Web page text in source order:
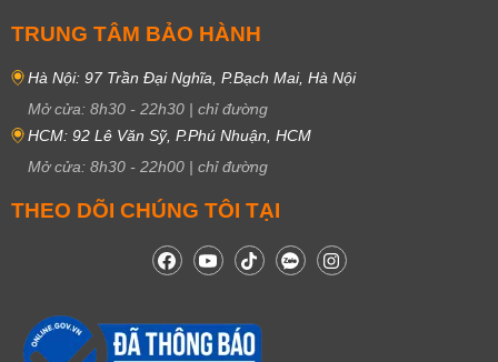
TRUNG TÂM BẢO HÀNH
Hà Nội: 97 Trần Đại Nghĩa, P.Bạch Mai, Hà Nội
Mở cửa: 8h30 - 22h30 | chỉ đường
HCM: 92 Lê Văn Sỹ, P.Phú Nhuận, HCM
Mở cửa: 8h30 - 22h00 | chỉ đường
THEO DÕI CHÚNG TÔI TẠI